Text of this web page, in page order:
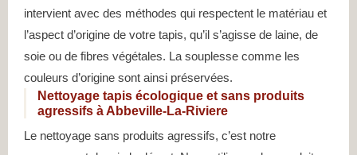
intervient avec des méthodes qui respectent le matériau et
l’aspect d’origine de votre tapis, qu’il s’agisse de laine, de
soie ou de fibres végétales. La souplesse comme les
couleurs d’origine sont ainsi préservées.
Nettoyage tapis écologique et sans produits
agressifs à Abbeville-La-Riviere
Le nettoyage sans produits agressifs, c’est notre